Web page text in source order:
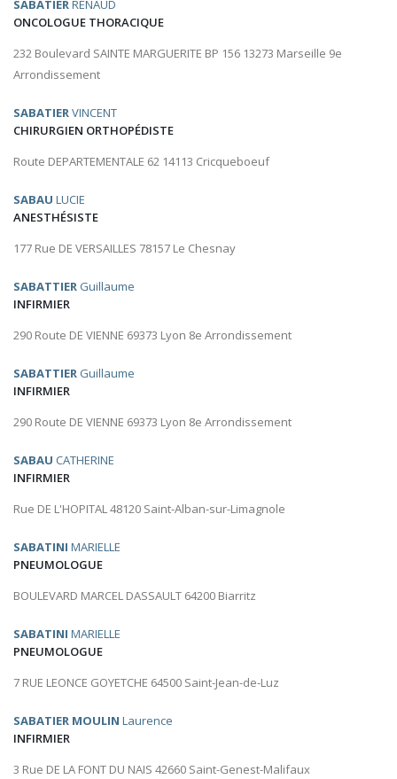
SABATIERRENAUD
ONCOLOGUE THORACIQUE
232 Boulevard SAINTE MARGUERITE BP 156 13273 Marseille 9e
Arrondissement
SABATIERVINCENT
CHIRURGIEN ORTHOPÉDISTE
Route DEPARTEMENTALE 62 14113 Cricqueboeuf
SABAU LUCIE
ANESTHÉSISTE
177 Rue DE VERSAILLES 78157 Le Chesnay
SABATTIER Guillaume
INFIRMIER
290 Route DE VIENNE 69373 Lyon 8e Arrondissement
SABATTIER Guillaume
INFIRMIER
290 Route DE VIENNE 69373 Lyon 8e Arrondissement
SABAU CATHERINE
INFIRMIER
Rue DE L'HOPITAL 48120 Saint-Alban-sur-Limagnole
SABATINI MARIELLE
PNEUMOLOGUE
BOULEVARD MARCEL DASSAULT 64200 Biarritz
SABATINI MARIELLE
PNEUMOLOGUE
7 RUE LEONCE GOYETCHE 64500 Saint-Jean-de-Luz
SABATIER MOULIN Laurence
INFIRMIER
3 Rue DE LA FONT DU NAIS 42660 Saint-Genest-Malifaux